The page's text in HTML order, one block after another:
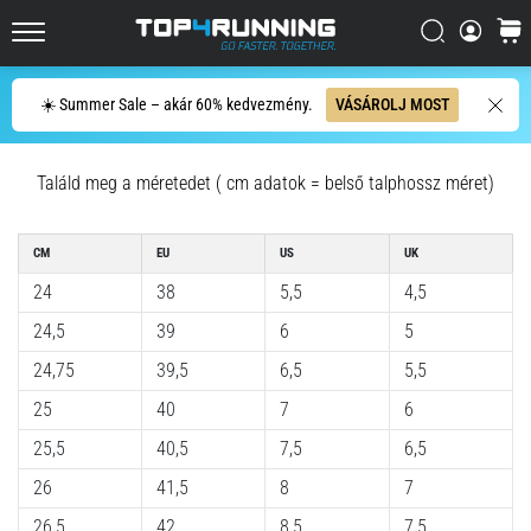
☀️ Summer Sale – akár 60% kedvezmény. VÁSÁROLJ MOST
Keresés
kosár
Keresés
Fáj,
de
Milyen
előnyöket
milyen
2026.08.07.
•
10 perces olvasási idő
Ingafutás
és
beep
teszt:
Mik
ezek,
Találd meg a méretedet ( cm adatok = belső talphossz méret)
CM
24
24,5
24,75
25
25,5
26
EU
38
39
39,5
40
40,5
41,5
US
5,5
6
6,5
7
7,5
8
UK
4,5
5
5,5
6
6,5
7